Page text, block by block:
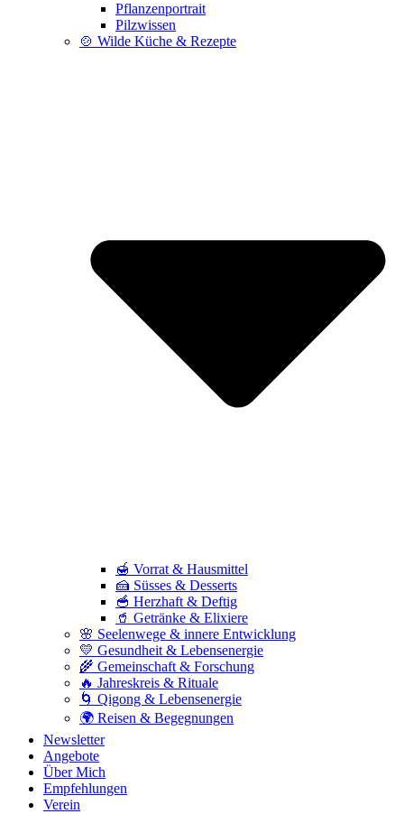
Pflanzenportrait
Pilzwissen
🍲 Wilde Küche & Rezepte
🍯 Vorrat & Hausmittel
🍰 Süsses & Desserts
🥣 Herzhaft & Deftig
🥤 Getränke & Elixiere
🌸 Seelenwege & innere Entwicklung
💛 Gesundheit & Lebensenergie
🌾 Gemeinschaft & Forschung
🔥 Jahreskreis & Rituale
🌀 Qigong & Lebensenergie
🌍 Reisen & Begegnungen
Newsletter
Angebote
Über Mich
Empfehlungen
Verein